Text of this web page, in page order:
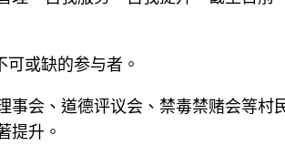
或缺的参与者。
事会、道德评议会、禁毒禁赌会等
提升。